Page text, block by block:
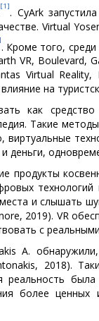
[1]. CyArk
Virtual
. Кроме того,
VR, Boulevard,
Virtual
на
как
Такие
виртуальные
деньги,
продукты
и слышать
2019). VR
с
A.
2018).
реальность
более